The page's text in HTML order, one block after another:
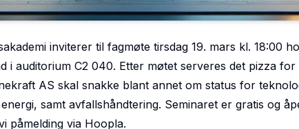
inviterer til fagmøte tirsdag 19. mars kl. 18:00
i auditorium C2 040. Etter møtet serveres det pizza
AS skal snakke blant annet om status for
samt avfallshåndtering. Seminaret er gratis og
påmelding via Hoopla.